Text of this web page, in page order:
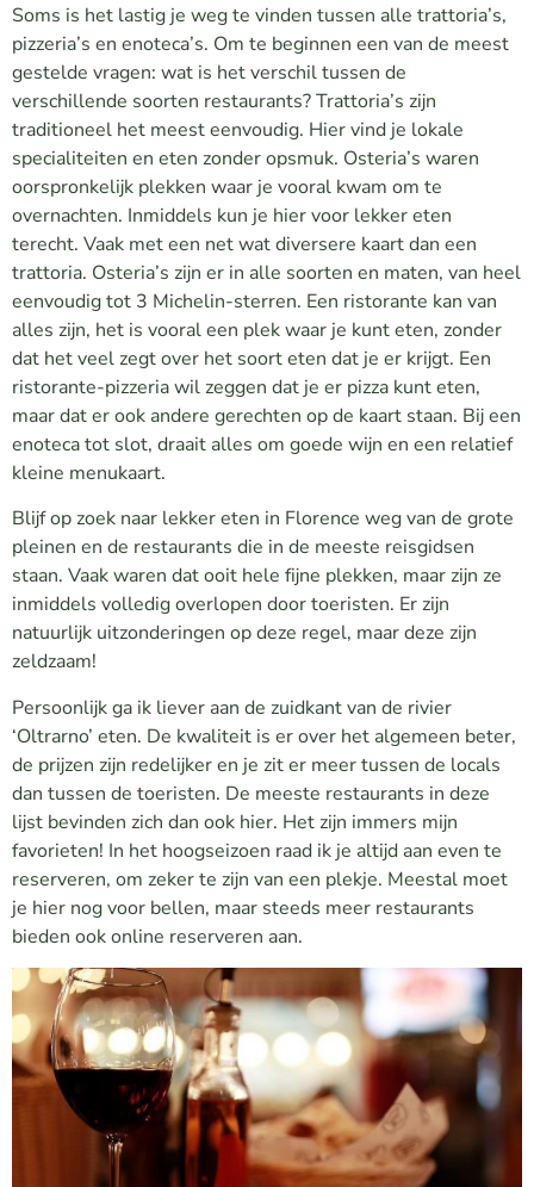
Soms is het lastig je weg te vinden tussen alle trattoria’s,
pizzeria’s en enoteca’s. Om te beginnen een van de meest
gestelde vragen: wat is het verschil tussen de
verschillende soorten restaurants? Trattoria’s zijn
traditioneel het meest eenvoudig. Hier vind je lokale
specialiteiten en eten zonder opsmuk. Osteria’s waren
oorspronkelijk plekken waar je vooral kwam om te
overnachten. Inmiddels kun je hier voor lekker eten
terecht. Vaak met een net wat diversere kaart dan een
trattoria. Osteria’s zijn er in alle soorten en maten, van heel
eenvoudig tot 3 Michelin-sterren. Een ristorante kan van
alles zijn, het is vooral een plek waar je kunt eten, zonder
dat het veel zegt over het soort eten dat je er krijgt. Een
ristorante-pizzeria wil zeggen dat je er pizza kunt eten,
maar dat er ook andere gerechten op de kaart staan. Bij een
enoteca tot slot, draait alles om goede wijn en een relatief
kleine menukaart.
Blijf op zoek naar lekker eten in Florence weg van de grote
pleinen en de restaurants die in de meeste reisgidsen
staan. Vaak waren dat ooit hele fijne plekken, maar zijn ze
inmiddels volledig overlopen door toeristen. Er zijn
natuurlijk uitzonderingen op deze regel, maar deze zijn
zeldzaam!
Persoonlijk ga ik liever aan de zuidkant van de rivier
‘Oltrarno’ eten. De kwaliteit is er over het algemeen beter,
de prijzen zijn redelijker en je zit er meer tussen de locals
dan tussen de toeristen. De meeste restaurants in deze
lijst bevinden zich dan ook hier. Het zijn immers mijn
favorieten! In het hoogseizoen raad ik je altijd aan even te
reserveren, om zeker te zijn van een plekje. Meestal moet
je hier nog voor bellen, maar steeds meer restaurants
bieden ook online reserveren aan.